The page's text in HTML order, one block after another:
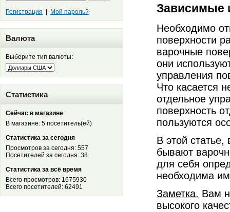
Регистрация Мой пароль?
Валюта
Выберите тип валюты:
Статистика
Сейчас в магазине
В магазине: 5 посетитель(ей)
Статистика за сегодня
Просмотров за сегодня: 557
Посетителей за сегодня: 38
Статистика за всё время
Всего просмотров: 1675930
Всего посетителей: 62491
Зависимые
Необходимо
поверхности
варочные
они
управления
Что касается
отдельное
поверхность
пользуются
В этой
бывают
для себя
необходима
Заметка. Вам
высокого